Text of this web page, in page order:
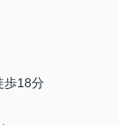
歩18分